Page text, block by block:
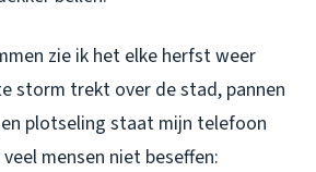
zie ik het elke herfst weer
storm trekt over de stad, pannen
plotseling staat mijn telefoon
mensen niet beseffen: